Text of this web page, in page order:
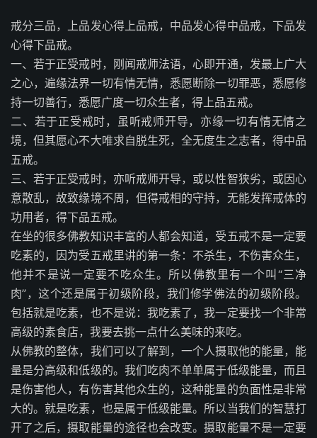
戒分三品，上品发心得上品戒，中品发心得中品戒，下品发
心得下品戒。
一、若于正受戒时，刚闻戒师法语，心即开通，发最上广大
之心，遍缘法界一切有情无情，悉愿断除一切罪恶，悉愿修
持一切善行，悉愿广度一切众生者，得上品五戒。
二、若于正受戒时，虽听戒师开导，亦缘一切有情无情之
境，但其愿心不大唯求自脱生死，全无度生之志者，得中品
五戒。
三、若于正受戒时，亦听戒师开导，或以性智狭劣，或因心
意散乱，故致缘境不周，但得戒相的守持，无能发挥戒体的
功用者，得下品五戒。
在坐的很多佛教知识丰富的人都会知道，受五戒不是一定要
吃素的，因为受五戒里讲的第一条：不杀生，不伤害众生，
他并不是说一定要不吃众生。所以佛教里有一个叫“三净
肉”，这个还是属于初级阶段，我们修学佛法的初级阶段。
包括就是吃素，也不是说：我吃素了，我一定要找一个非常
高级的素食店，我要去挑一点什么美味的来吃。
从佛教的整体，我们可以了解到，一个人摄取他的能量，能
量是分高级和低级的。我们吃肉不单单属于低级能量，而且
是伤害他人，有伤害其他众生的，这种能量的负面性是非常
大的。就是吃素，也是属于低级能量。所以当我们的智慧打
开了之后，摄取能量的途径也会改变。摄取能量不是一定要